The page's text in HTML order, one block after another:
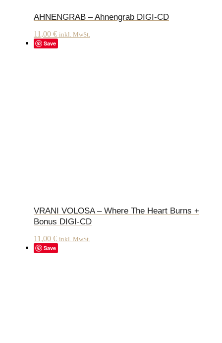
AHNENGRAB – Ahnengrab DIGI-CD
11,00 € inkl. MwSt.
Save
VRANI VOLOSA – Where The Heart Burns +
Bonus DIGI-CD
11,00 € inkl. MwSt.
Save